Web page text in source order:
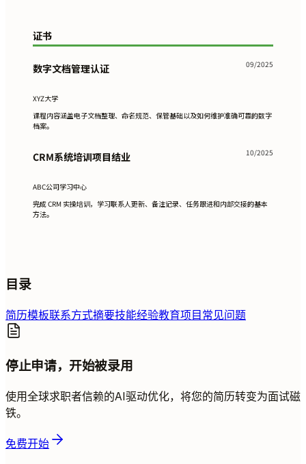
证书
数字文档管理认证 09/2025
XYZ大学
课程内容涵盖电子文档整理、命名规范、保管基础以及如何维护准确可靠的数字
档案。
CRM系统培训项目结业 10/2025
ABC公司学习中心
完成 CRM 实操培训，学习联系人更新、备注记录、任务跟进和内部交接的基本
方法。
目录
简历模板联系方式摘要技能经验教育项目常见问题
停止申请，开始被录用
使用全球求职者信赖的AI驱动优化，将您的简历转变为面试磁
铁。
免费开始